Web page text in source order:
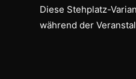
Diese Stehplatz-
während der